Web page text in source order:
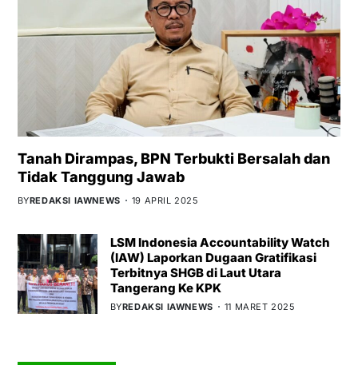
Tanah Dirampas, BPN Terbukti Bersalah dan
Tidak Tanggung Jawab
BYREDAKSI IAWNEWS 19 APRIL 2025
LSM Indonesia Accountability Watch
(IAW) Laporkan Dugaan Gratifikasi
Terbitnya SHGB di Laut Utara
Tangerang Ke KPK
BYREDAKSI IAWNEWS 11 MARET 2025